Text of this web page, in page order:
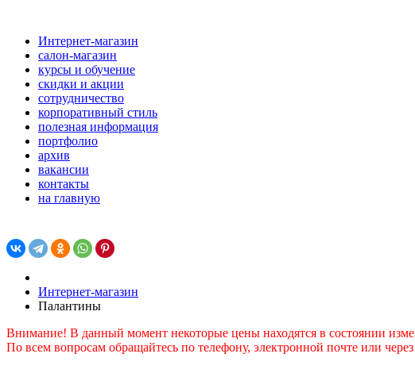
Интернет-магазин
салон-магазин
курсы и обучение
скидки и акции
сотрудничество
корпоративный стиль
полезная информация
портфолио
архив
вакансии
контакты
на главную
Интернет-магазин
Палантины
Внимание! В данный момент некоторые цены находятся в состоянии
По всем вопросам обращайтесь по телефону, электронной почте или